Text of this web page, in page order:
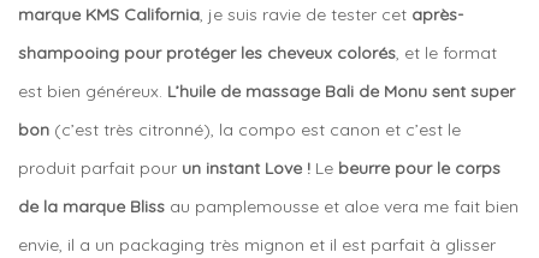
marque KMS California, je suis ravie de tester cet après-
shampooing pour protéger les cheveux colorés, et le format
est bien généreux. L’huile de massage Bali de Monu sent super
bon (c’est très citronné), la compo est canon et c’est le
produit parfait pour un instant Love ! Le beurre pour le corps
de la marque Bliss au pamplemousse et aloe vera me fait bien
envie, il a un packaging très mignon et il est parfait à glisser